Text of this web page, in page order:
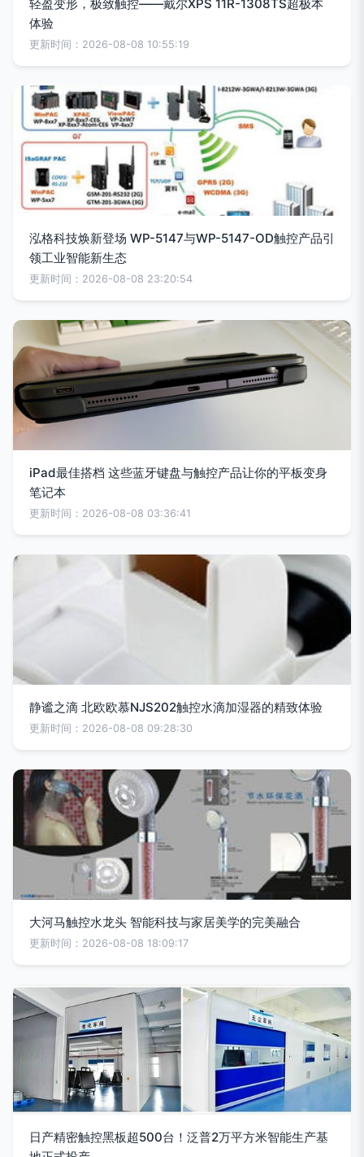
轻盈变形，极致触控——戴尔XPS 11R-1308TS超极本
体验
更新时间：2026-08-08 10:55:19
泓格科技焕新登场 WP-5147与WP-5147-OD触控产品引
领工业智能新生态
更新时间：2026-08-08 23:20:54
iPad最佳搭档 这些蓝牙键盘与触控产品让你的平板变身
笔记本
更新时间：2026-08-08 03:36:41
静谧之滴 北欧欧慕NJS202触控水滴加湿器的精致体验
更新时间：2026-08-08 09:28:30
大河马触控水龙头 智能科技与家居美学的完美融合
更新时间：2026-08-08 18:09:17
日产精密触控黑板超500台！泛普2万平方米智能生产基